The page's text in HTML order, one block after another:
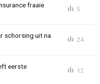
fraaie
5
schorsing uit na
24
eerste
12